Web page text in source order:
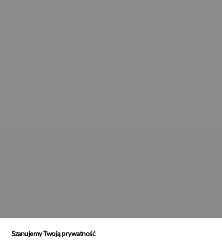
Szanujemy Twoją prywatność